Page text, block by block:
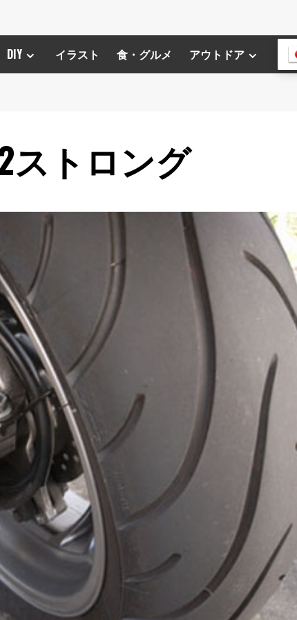
DIY イラスト 食・グルメ アウトドア
ストロング
Trending Story
PC・プログラミング
タッチタイピング（ブラインドタッチ）で
きるようになった！ ので、ご褒美にブラ
ックアウトステッカー
2025年1月16日 キーボード プログラミング